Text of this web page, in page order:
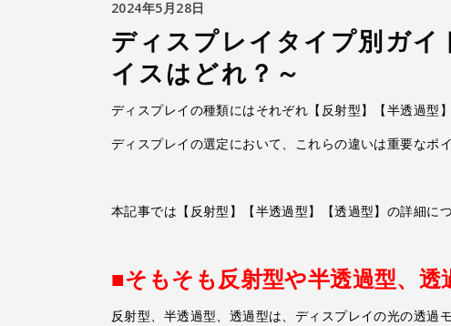
2024年5月28日
ディスプレイタイプ別ガ
イスはどれ？～
ディスプレイの種類にはそれぞれ【反射型】【半透過型
ディスプレイの選定において、これらの違いは重要なポ
本記事では【反射型】【半透過型】【透過型】の詳細に
■そもそも反射型や半透過型、透
反射型、半透過型、透過型は、ディスプレイの光の透過